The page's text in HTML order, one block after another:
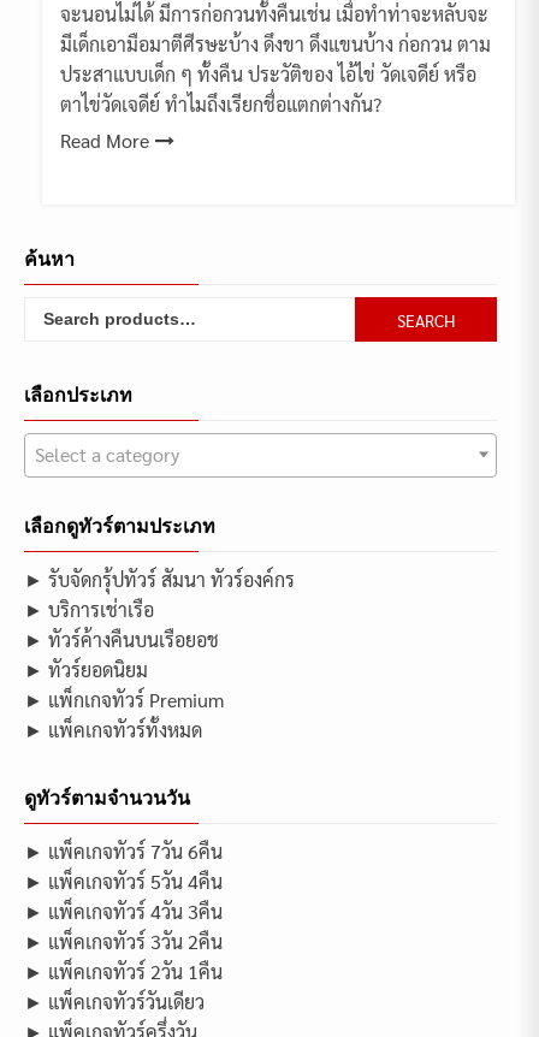
จะนอนไม่ได้ มีการก่อกวนทั้งคืนเช่น เมื่อทำท่าจะหลับจะ
มีเด็กเอามือมาตีศีรษะบ้าง ดึงขา ดึงแขนบ้าง ก่อกวน ตาม
ประสาแบบเด็ก ๆ ทั้งคืน ประวัติของ ไอ้ไข่ วัดเจดีย์ หรือ
ตาไข่วัดเจดีย์ ทำไมถึงเรียกชื่อแตกต่างกัน?
Read More
ค้นหา
Search
for:
SEARCH
เลือกประเภท
Select a category
เลือกดูทัวร์ตามประเภท
► รับจัดกรุ้ปทัวร์ สัมนา ทัวร์องค์กร
► บริการเช่าเรือ
► ทัวร์ค้างคืนบนเรือยอช
► ทัวร์ยอดนิยม
► แพ็กเกจทัวร์ Premium
► แพ็คเกจทัวร์ทั้งหมด
ดูทัวร์ตามจำนวนวัน
► แพ็คเกจทัวร์ 7วัน 6คืน
► แพ็คเกจทัวร์ 5วัน 4คืน
► แพ็คเกจทัวร์ 4วัน 3คืน
► แพ็คเกจทัวร์ 3วัน 2คืน
► แพ็คเกจทัวร์ 2วัน 1คืน
► แพ็คเกจทัวร์วันเดียว